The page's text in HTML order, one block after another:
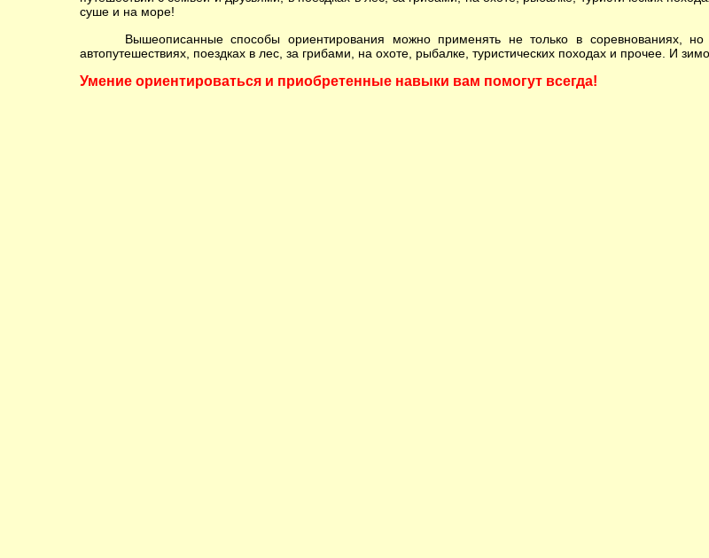
суше и на море!
Вышеописанные способы ориентирования можно применять не только в соревнованиях,
автопутешествиях, поездках в лес, за грибами, на охоте, рыбалке, туристических походах и прочее. И
Умение ориентироваться и приобретенные навыки вам помогут всегда!